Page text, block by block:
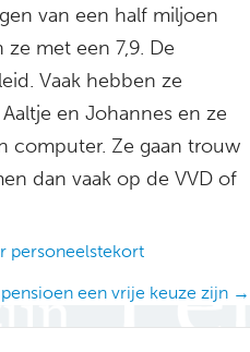
van een half miljoen
met een 7,9. De
Vaak hebben ze
en Johannes en ze
computer. Ze gaan trouw
dan vaak op de VVD of
personeelstekort
pensioen een vrije keuze zijn →